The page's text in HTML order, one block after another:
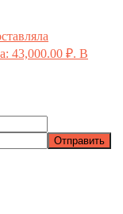
43,000.00 ₽. В